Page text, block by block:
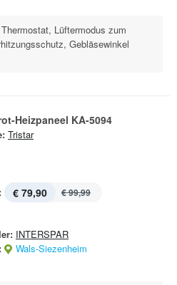
Lüftermodus zum
Gebläsewinkel
Heizpaneel KA-5094
Tristar
€ 79,90 € 99,99
INTERSPAR
Wals-Siezenheim